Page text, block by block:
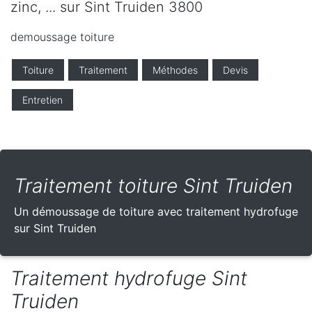
zinc, ... sur Sint Truiden 3800
demoussage toiture
Toiture Traitement Méthodes Devis
Entretien
Traitement toiture Sint Truiden
Un démoussage de toiture avec traitement hydrofuge
sur Sint Truiden
Traitement hydrofuge Sint
Truiden